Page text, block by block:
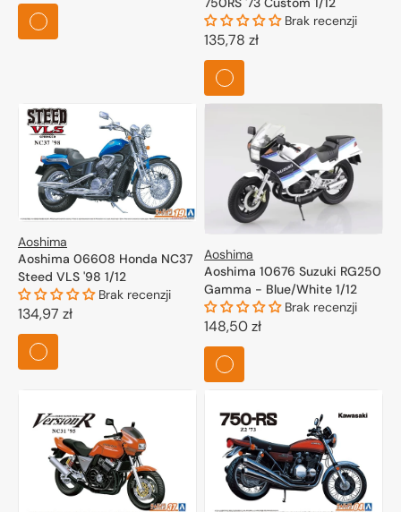
regularna
Brak recenzji
Cena
regularna
135,78 zł
Aoshima
Aoshima 06608 Honda NC37
Steed VLS '98 1/12
Brak recenzji
Cena
regularna
134,97 zł
Aoshima
Aoshima 10676 Suzuki RG250
Gamma - Blue/White 1/12
Brak recenzji
Cena
regularna
148,50 zł